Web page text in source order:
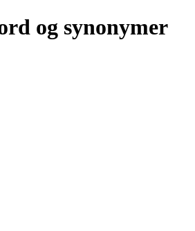
og synonymer